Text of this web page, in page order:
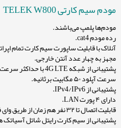
مودم سیم کارتی TELEK W800
مودم‌ها پلمپ می‌باشند.
رده مودم cat4.
آنلاک با قابلیت ساپورت سیم کارت تمام
مجهز به چهار عدد آنتن خارجی.
سرعت آپلود ۵۰ مگابیت برثانیه.
پشتیبانی از IPv4/IPv6.
دارای ۴ پورت LAN.
قابلیت اتصال تا ۳۲ نفر هم زمان از طریق وای فای.
پشتیبانی از سیم کارت رایتل شاتل آسیاتک